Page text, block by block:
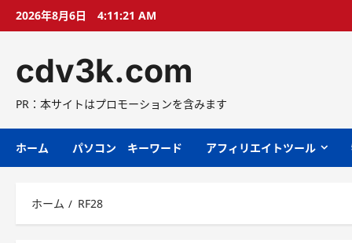
プ
2026年8月6日 4:11:22 AM
cdv3k.com
PR：本サイトはプロモーションを含みます
ホーム パソコン キーワード アフィリエイトツール
ホーム RF28